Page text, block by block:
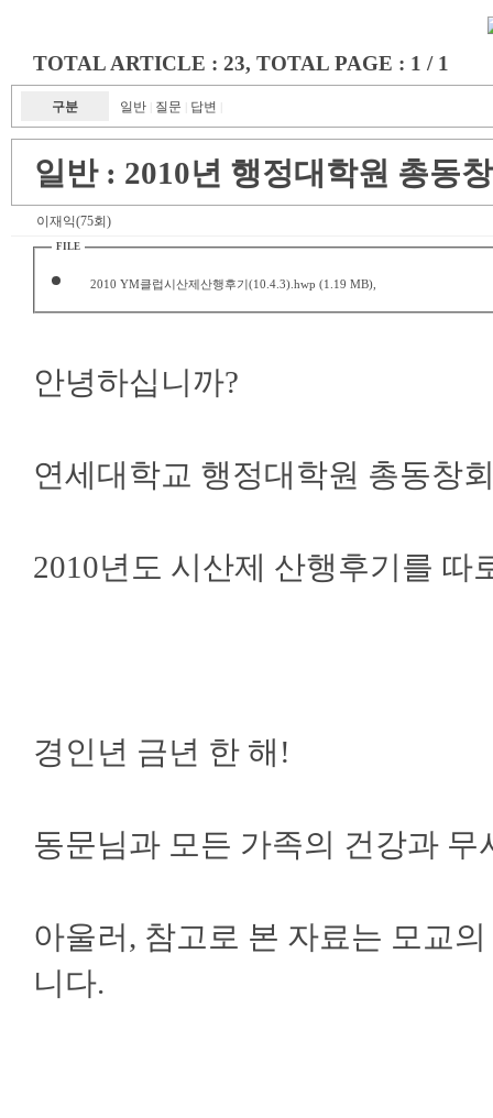
TOTAL ARTICLE : 23, TOTAL PAGE : 1 / 1
구분 일반 질문 답변
일반 : 2010년 행정대학원 총동
이재익(75회)
FILE
2010 YM클럽시산제산행후기(10.4.3).hwp (1.19 MB),
안녕하십니까?
연세대학교 행정대학원 총동창
2010년도 시산제 산행후기를 따
경인년 금년 한 해!
동문님과 모든 가족의 건강과
아울러, 참고로 본 자료는 모교
니다.